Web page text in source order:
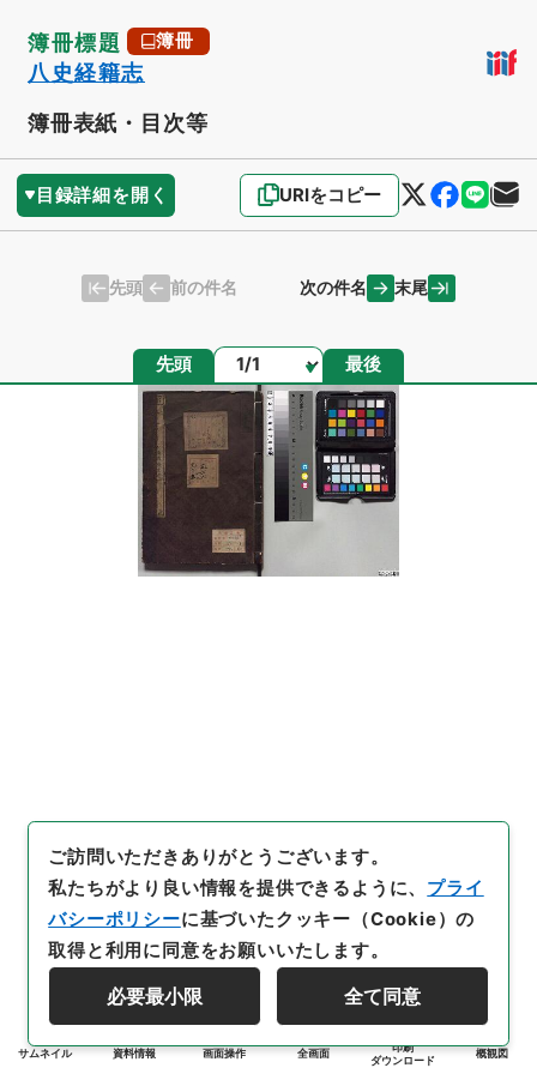
簿冊標題 簿冊
八史経籍志
簿冊表紙・目次等
目録詳細を開く URIをコピー
先頭 前の件名 次の件名 末尾
先頭 ページ 最後
サムネイル 資料情報 画面操作 全画面
印刷
ダウンロード
概観図
ご訪問いただきありがとうございます。
私たちがより良い情報を提供できるように、 プライ
バシーポリシーに基づいたクッキー（Cookie）の
取得と利用に同意をお願いいたします。
必要最小限 全て同意